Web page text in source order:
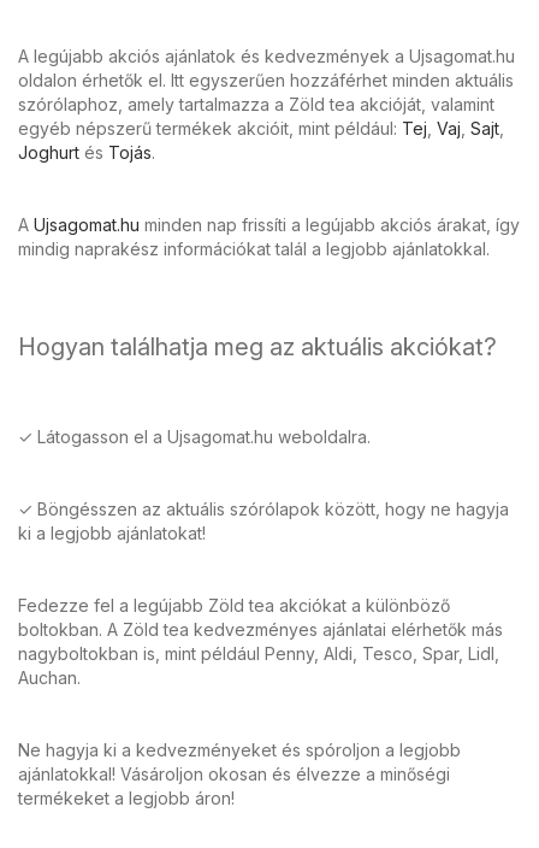
A legújabb akciós ajánlatok és kedvezmények a Ujsagomat.hu
oldalon érhetők el. Itt egyszerűen hozzáférhet minden aktuális
szórólaphoz, amely tartalmazza a Zöld tea akcióját, valamint
egyéb népszerű termékek akcióit, mint például: Tej Vaj Sajt
Joghurt és Tojás.
A Ujsagomat.hu minden nap frissíti a legújabb akciós árakat, így
mindig naprakész információkat talál a legjobb ajánlatokkal.
Hogyan találhatja meg az aktuális akciókat?
✓ Látogasson el a Ujsagomat.hu weboldalra.
✓ Böngésszen az aktuális szórólapok között, hogy ne hagyja
ki a legjobb ajánlatokat!
Fedezze fel a legújabb Zöld tea akciókat a különböző
boltokban. A Zöld tea kedvezményes ajánlatai elérhetők más
nagyboltokban is, mint például Penny, Aldi, Tesco, Spar, Lidl,
Auchan.
Ne hagyja ki a kedvezményeket és spóroljon a legjobb
ajánlatokkal! Vásároljon okosan és élvezze a minőségi
termékeket a legjobb áron!